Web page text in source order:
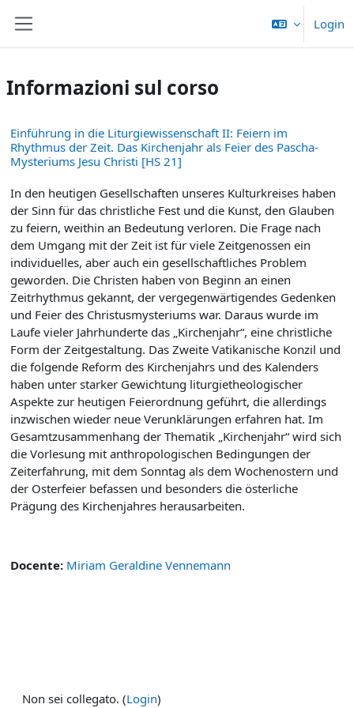
Login
Informazioni sul corso
Einführung in die Liturgiewissenschaft II: Feiern im
Rhythmus der Zeit. Das Kirchenjahr als Feier des Pascha-
Mysteriums Jesu Christi [HS 21]
In den heutigen Gesellschaften unseres Kulturkreises haben
der Sinn für das christliche Fest und die Kunst, den Glauben
zu feiern, weithin an Bedeutung verloren. Die Frage nach
dem Umgang mit der Zeit ist für viele Zeitgenossen ein
individuelles, aber auch ein gesellschaftliches Problem
geworden. Die Christen haben von Beginn an einen
Zeitrhythmus gekannt, der vergegenwärtigendes Gedenken
und Feier des Christusmysteriums war. Daraus wurde im
Laufe vieler Jahrhunderte das „Kirchenjahr“, eine christliche
Form der Zeitgestaltung. Das Zweite Vatikanische Konzil und
die folgende Reform des Kirchenjahrs und des Kalenders
haben unter starker Gewichtung liturgietheologischer
Aspekte zur heutigen Feierordnung geführt, die allerdings
inzwischen wieder neue Verunklärungen erfahren hat. Im
Gesamtzusammenhang der Thematik „Kirchenjahr“ wird sich
die Vorlesung mit anthropologischen Bedingungen der
Zeiterfahrung, mit dem Sonntag als dem Wochenostern und
der Osterfeier befassen und besonders die österliche
Prägung des Kirchenjahres herausarbeiten.
Docente: Miriam Geraldine Vennemann
Non sei collegato. (Login)